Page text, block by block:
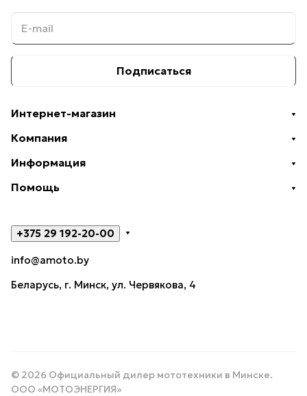
Подписаться
Интернет-магазин
Компания
Информация
Помощь
+375 29 192-20-00
info@amoto.by
Беларусь, г. Минск, ул. Червякова, 4
© 2026 Официальный дилер мототехники в Минске.
ООО «МОТОЭНЕРГИЯ»